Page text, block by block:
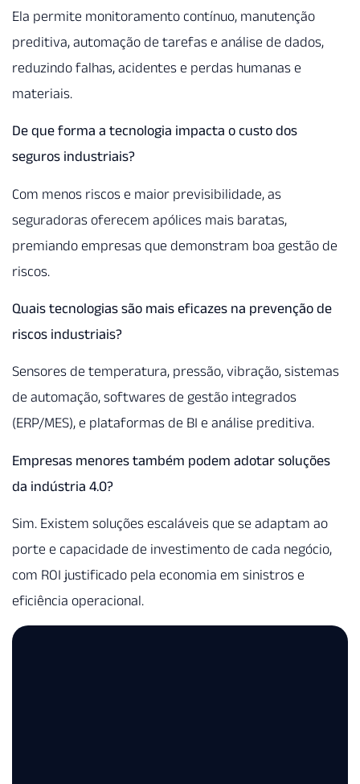
Ela permite monitoramento contínuo, manutenção
preditiva, automação de tarefas e análise de dados,
reduzindo falhas, acidentes e perdas humanas e
materiais.
De que forma a tecnologia impacta o custo dos
seguros industriais?
Com menos riscos e maior previsibilidade, as
seguradoras oferecem apólices mais baratas,
premiando empresas que demonstram boa gestão de
riscos.
Quais tecnologias são mais eficazes na prevenção de
riscos industriais?
Sensores de temperatura, pressão, vibração, sistemas
de automação, softwares de gestão integrados
(ERP/MES), e plataformas de BI e análise preditiva.
Empresas menores também podem adotar soluções
da indústria 4.0?
Sim. Existem soluções escaláveis que se adaptam ao
porte e capacidade de investimento de cada negócio,
com ROI justificado pela economia em sinistros e
eficiência operacional.